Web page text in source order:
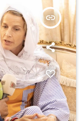
insert_link